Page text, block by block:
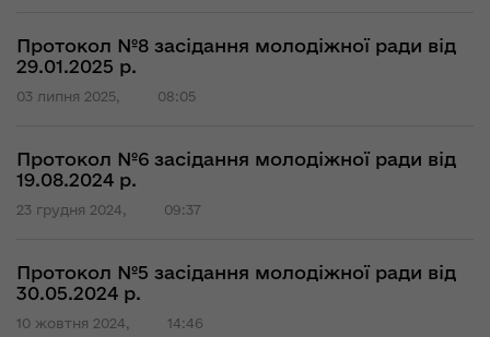
Протокол №8 засідання молодіжної ради від
29.01.2025 р.
03 липня 2025, 08:05
Протокол №6 засідання молодіжної ради від
19.08.2024 р.
23 грудня 2024, 09:37
Протокол №5 засідання молодіжної ради від
30.05.2024 р.
10 жовтня 2024, 14:46